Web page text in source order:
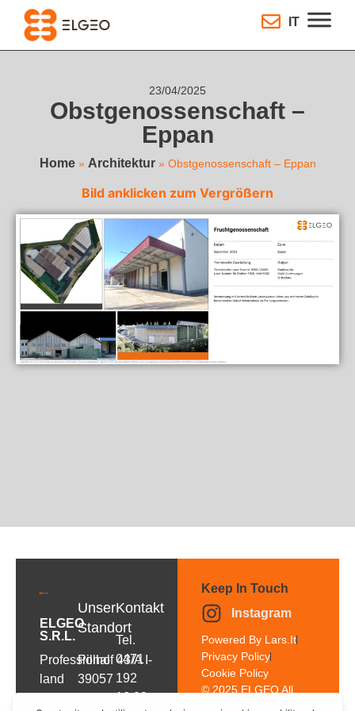
IT
23/04/2025
Obstgenossenschaft –
Eppan
Home» Architektur» Obstgenossenschaft – Eppan
Bild anklicken zum Vergrößern
ELGEO
S.r.l.
Professional
land
Unser
Standort
Pillhof 43/A I-
39057
Kontakt
Tel.
0471
192
16 92
Keep In Touch
Instagram
Powered By Lars.it
Privacy Policy
Cookie Policy
© 2025 ELGEO All